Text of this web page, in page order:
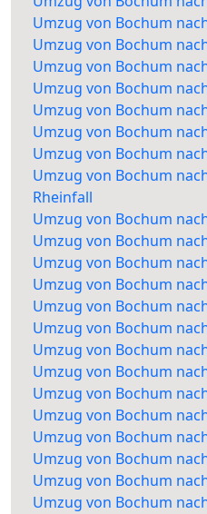
Umzug von Bochum
Umzug von Bochum
Umzug von Bochum
Umzug von Bochum
Umzug von Bochum
Umzug von Bochum
Umzug von Bochum
Umzug von Bochum
Rheinfall
Umzug von Bochum
Umzug von Bochum
Umzug von Bochum
Umzug von Bochum
Umzug von Bochum
Umzug von Bochum
Umzug von Bochum
Umzug von Bochum
Umzug von Bochum
Umzug von Bochum
Umzug von Bochum
Umzug von Bochum
Umzug von Bochum
Umzug von Bochum